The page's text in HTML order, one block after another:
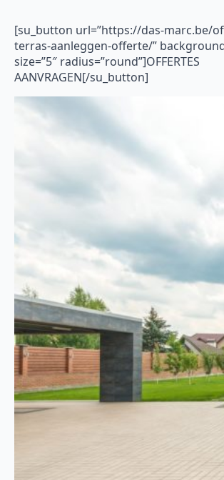
[su_button url=”https://das-marc.be/
terras-aanleggen-offerte/”
size=”5″ radius=”round”]OFFERTES
AANVRAGEN[/su_button]